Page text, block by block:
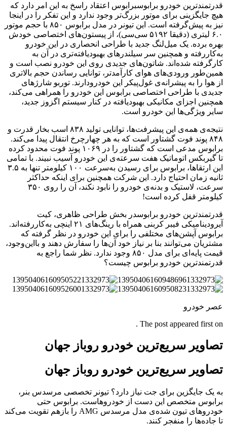
قدرتمندترین خودرو برابوسبرابوس اعتقاد راسخ به این امر دارد که
هیچ جایگزینی برای موتور بزرگ‌تر وجود ندارد و این تفکر را در اینجا
نیز به پیش‌گرفته است. این تیونر در مدل برابوس ۸۵۰ با حجم موتور
۶.۰ لیتری (دقیقا ۵۱۹۲ سی‌سی)، از پیستون‌های اختصاصی خودش
بهره برده. یک میل‌لنگ جدید با طراحی انحصاری در این خودرو
به‌کاررفته و همچنین سر سیلندرهای بهبودیافته‌تری در آن به
کارگرفته شده‌اند. شاتون‌های جدیدی روی این خودرو نصب است و
همین‌طور ورودی‌های هوای کارآمدتر، توانایی رساندن حجم بالاتری
از هوا را به پیشرانه‌ی غول‌پیکر این خودرودارند. توربو شارژهای
جدیدی با طراحی اختصاصی برابوس این خودرو را همراهی می‌کند،
همچنین اجزای مکانیکی بهبودیافته در کنار سیستم اگزوز جدید،
سایر ویژگی‌ها این خودرو است.
نتیجه‌ی همه‌ی این پیشرفت‌ها، توانایی تولید ۸۳۸ اسب بخار قدرت و
۸۴۸ پوند فوت گشتاور است که به هر چهارچرخ انتقال پیدا می‌کند.
برابوس مدعی است که گشتاور را در ۱۰۶۹ پوند فوت محدود کرده
تا گیربکس اتوماتیک هفت سرعته‌ی این خودرو آسیب نبیند. با تمامی
این ارتقاها، برابوس برای رسیدن به‌سرعت ۱۰۰ کیلومتر تنها به ۳.۵
ثانیه زمان احتیاج دارد. این شرکت همچنین برای اینکه حداکثر
سرعت، لاستیک و بدنه‌ی خودرو را نابود نکند، آن را روی ۳۵۰
کیلومتر قفل کرده است!
قدرتمندترین خودرو برابوسدر بخش طراحی ظاهری، کیت
آیرودینامیکی فیبر کربنی همراه با رینگ‌های ۲۱ اینچی به‌کاررفته‌اند.
برابوس آپشن‌های مختلفی را برای این خودرو در نظر گرفته که
مشتریان می‌توانند بنا بر نیاز خود آن‌ها را سفارش دهند و بااین‌وجود،
قیمت پایه‌‌ای برای مدل ۸۵۰ وجود ندارد. نظر شما راجع به
قدرتمندترین خودرو برابوس چیست؟
عصر خودرو
The post appeared first on .
تصاویر سریع‌ترین خودرو روباز جهان
تصاویر سریع‌ترین خودرو روباز جهان
به یک جایگزین برای جت نیاز دارد؟ تیونر تخصصی مرسدس بنر،
برابوس متخصص این دست از خودروهاست. برابوس حتی
خودرو‌های تیون شده‌ی مدل مرسدس AMG را بازهم تقویت می‌کند
تا جاده‌‌ها را منفجر کنند.